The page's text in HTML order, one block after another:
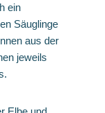
ein
Säuglinge
aus der
jeweils